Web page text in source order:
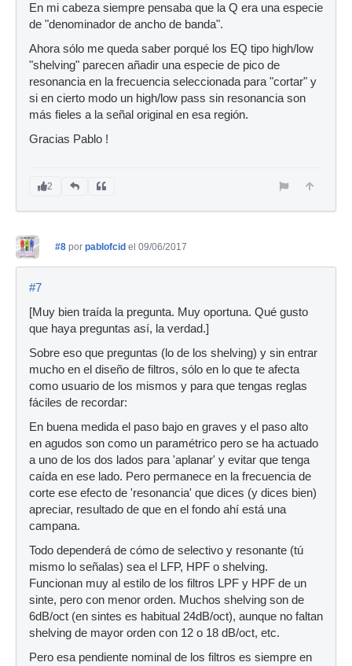
En mi cabeza siempre pensaba que la Q era una especie
de "denominador de ancho de banda".
Ahora sólo me queda saber porqué los EQ tipo high/low
"shelving" parecen añadir una especie de pico de
resonancia en la frecuencia seleccionada para "cortar" y
si en cierto modo un high/low pass sin resonancia son
más fieles a la señal original en esa región.
Gracias Pablo !
2
#8 por pablofcid el 09/06/2017
#7
[Muy bien traída la pregunta. Muy oportuna. Qué gusto
que haya preguntas así, la verdad.]
Sobre eso que preguntas (lo de los shelving) y sin entrar
mucho en el diseño de filtros, sólo en lo que te afecta
como usuario de los mismos y para que tengas reglas
fáciles de recordar:
En buena medida el paso bajo en graves y el paso alto
en agudos son como un paramétrico pero se ha actuado
a uno de los dos lados para 'aplanar' y evitar que tenga
caída en ese lado. Pero permanece en la frecuencia de
corte ese efecto de 'resonancia' que dices (y dices bien)
apreciar, resultado de que en el fondo ahí está una
campana.
Todo dependerá de cómo de selectivo y resonante (tú
mismo lo señalas) sea el LFP, HPF o shelving.
Funcionan muy al estilo de los filtros LPF y HPF de un
sinte, pero con menor orden. Muchos shelving son de
6dB/oct (en sintes es habitual 24dB/oct), aunque no faltan
shelving de mayor orden con 12 o 18 dB/oct, etc.
Pero esa pendiente nominal de los filtros es siempre en